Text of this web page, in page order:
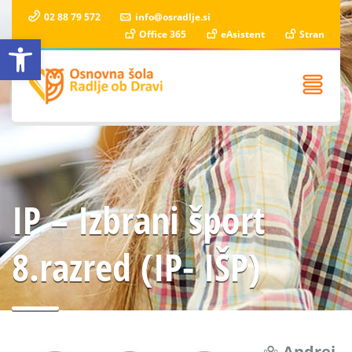
Open toolbar
02 88 79 572
info@osradlje.si
Office 365
eAsistent Stran
IP – Izbrani šport
8.razred (IP- IŠP)